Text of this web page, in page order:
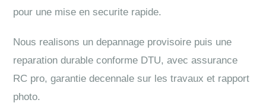
pour une mise en securite rapide.
Nous realisons un depannage provisoire puis une
reparation durable conforme DTU, avec assurance
RC pro, garantie decennale sur les travaux et rapport
photo.